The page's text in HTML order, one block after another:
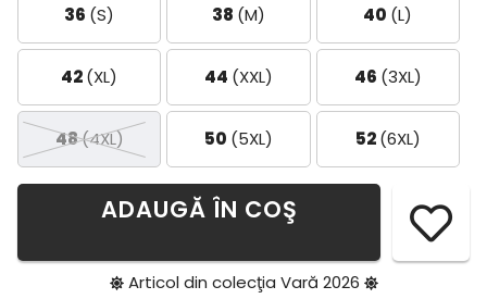
36 (S) 38 (M) 40 (L)
42(XL) 44 (XXL) 46 (3XL)
48(4XL) 50 (5XL) 52(6XL)
ADAUGĂ ÎN COŞ
Articol din colecţia Vară 2026